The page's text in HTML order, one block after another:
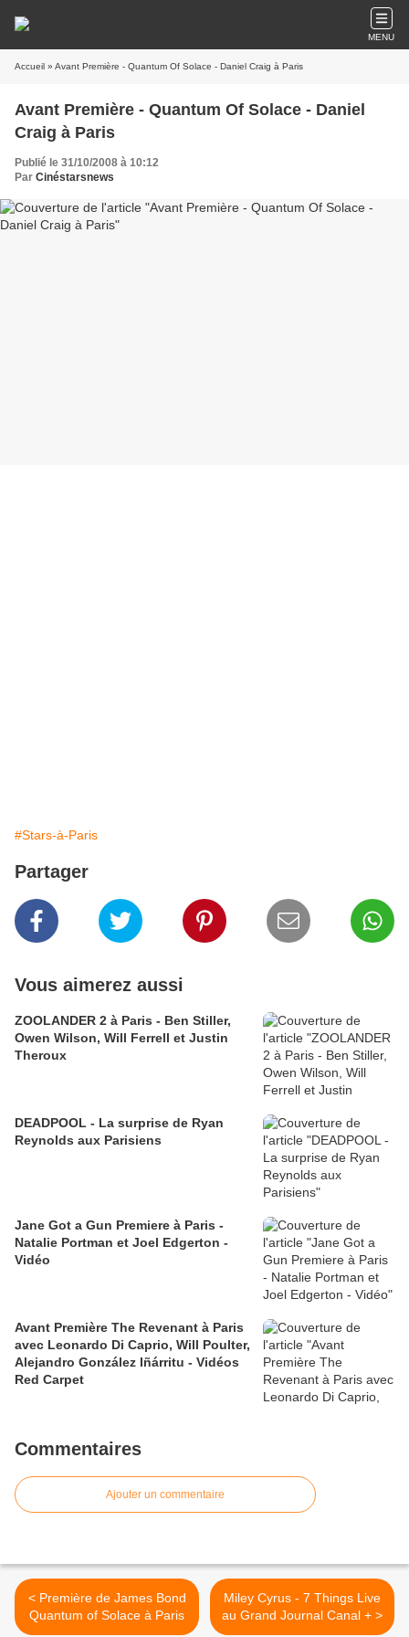
MENU
Accueil » Avant Première - Quantum Of Solace - Daniel Craig à Paris
Avant Première - Quantum Of Solace - Daniel
Craig à Paris
Publié le 31/10/2008 à 10:12
Par Cinéstarsnews
#Stars-à-Paris
Partager
Vous aimerez aussi
ZOOLANDER 2 à Paris - Ben Stiller,
Owen Wilson, Will Ferrell et Justin
Theroux
DEADPOOL - La surprise de Ryan
Reynolds aux Parisiens
Jane Got a Gun Premiere à Paris -
Natalie Portman et Joel Edgerton -
Vidéo
Avant Première The Revenant à Paris
avec Leonardo Di Caprio, Will Poulter,
Alejandro González Iñárritu - Vidéos
Red Carpet
Commentaires
Ajouter un commentaire
< Première de James Bond
Quantum of Solace à Paris
Miley Cyrus - 7 Things Live
au Grand Journal Canal + >